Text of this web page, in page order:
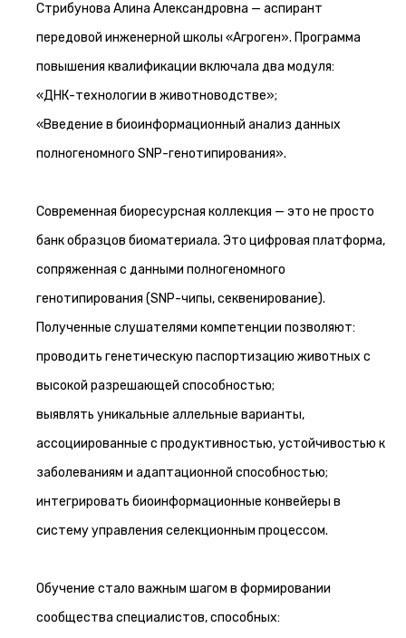
Стрибунова Алина Александровна — аспирант
передовой инженерной школы «Агроген». Программа
повышения квалификации включала два модуля:
«ДНК-технологии в животноводстве»;
«Введение в биоинформационный анализ данных
полногеномного SNP-генотипирования».
Современная биоресурсная коллекция — это не просто
банк образцов биоматериала. Это цифровая платформа,
сопряженная с данными полногеномного
генотипирования (SNP-чипы, секвенирование).
Полученные слушателями компетенции позволяют:
проводить генетическую паспортизацию животных с
высокой разрешающей способностью;
выявлять уникальные аллельные варианты,
ассоциированные с продуктивностью, устойчивостью к
заболеваниям и адаптационной способностью;
интегрировать биоинформационные конвейеры в
систему управления селекционным процессом.
Обучение стало важным шагом в формировании
сообщества специалистов, способных: